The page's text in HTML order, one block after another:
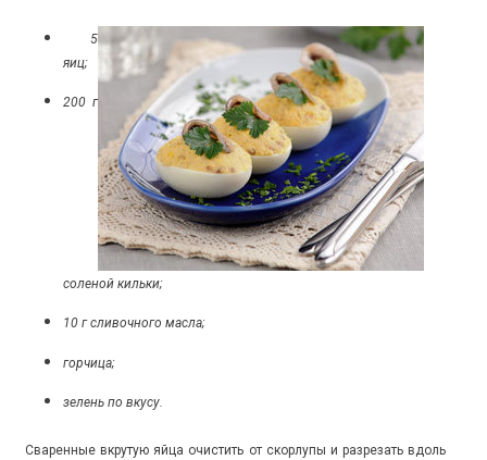
5
яиц;
200 г
соленой кильки;
10 г сливочного масла;
горчица;
зелень по вкусу.
Сваренные вкрутую яйца очистить от скорлупы и разрезать вдоль